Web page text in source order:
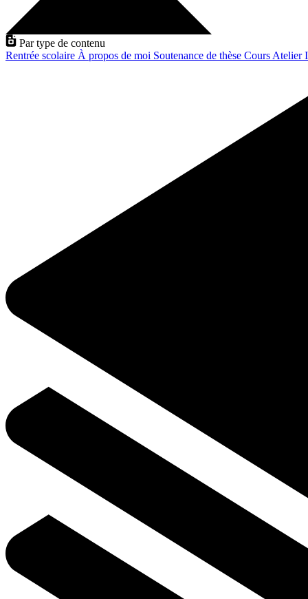
Par type de contenu
Rentrée scolaire À propos de moi Soutenance de thèse Cours Atelier